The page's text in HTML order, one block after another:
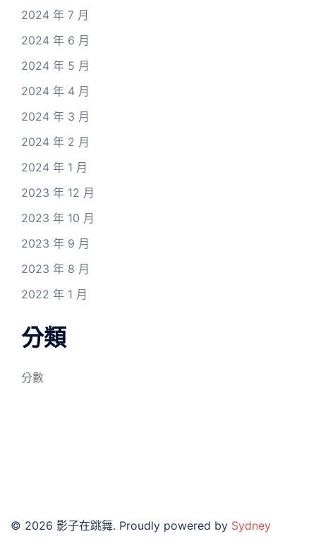
2024 年 7 月
2024 年 6 月
2024 年 5 月
2024 年 4 月
2024 年 3 月
2024 年 2 月
2024 年 1 月
2023 年 12 月
2023 年 10 月
2023 年 9 月
2023 年 8 月
2022 年 1 月
分類
分數
© 2026 影子在跳舞. Proudly powered by Sydney